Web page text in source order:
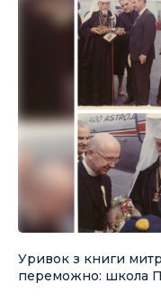
Уривок з книги
переможно: школа